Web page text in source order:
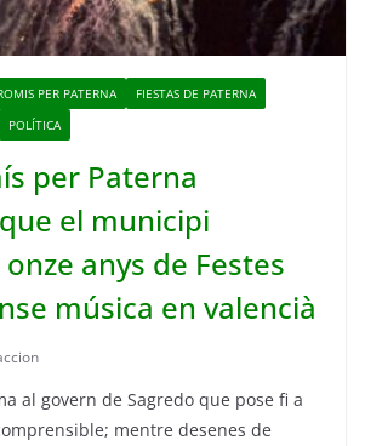
PER PATERNA
FIESTAS DE PATERNA
POLÍTICA
per Paterna
el municipi
anys de Festes
música en valencià
al govern de Sagredo que pose fi a
mentre desenes de